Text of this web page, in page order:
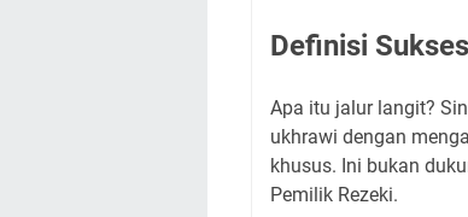
Definisi
Apa itu jalur langit?
ukhrawi dengan
khusus. Ini bukan
Pemilik Rezeki.